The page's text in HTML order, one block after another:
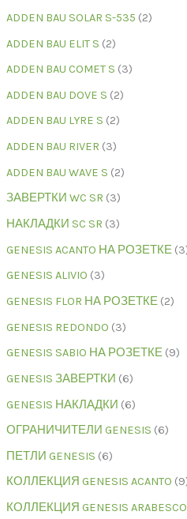
ADDEN BAU SOLAR S-535 2
ADDEN BAU ELIT S 2
ADDEN BAU COMET S 3
ADDEN BAU DOVE S 2
ADDEN BAU LYRE S 2
ADDEN BAU RIVER 3
ADDEN BAU WAVE S 2
ЗАВЕРТКИ WC SR 3
НАКЛАДКИ SC SR 3
GENESIS ACANTO НА РОЗЕТКЕ 3
GENESIS ALIVIO 3
GENESIS FLOR НА РОЗЕТКЕ 2
GENESIS REDONDO 3
GENESIS SABIO НА РОЗЕТКЕ 9
GENESIS ЗАВЕРТКИ 6
GENESIS НАКЛАДКИ 6
ОГРАНИЧИТЕЛИ GENESIS 6
ПЕТЛИ GENESIS 6
КОЛЛЕКЦИЯ GENESIS ACANTO 9
КОЛЛЕКЦИЯ GENESIS ARABESCO